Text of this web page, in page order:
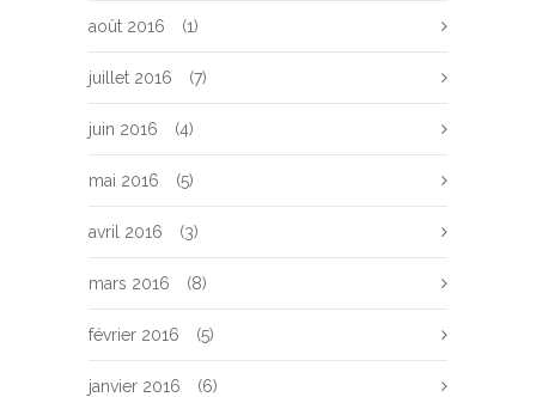
août 2016 (1)
juillet 2016 (7)
juin 2016 (4)
mai 2016 (5)
avril 2016 (3)
mars 2016 (8)
février 2016 (5)
janvier 2016 (6)